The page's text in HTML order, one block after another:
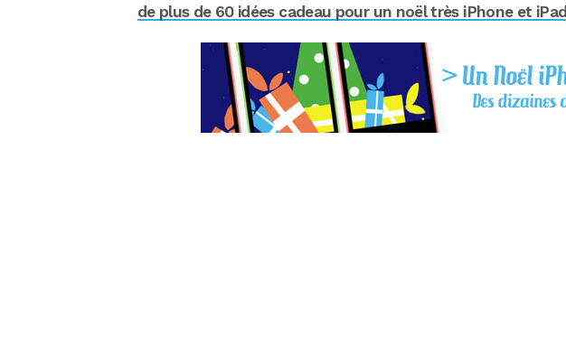
de plus de 60 idées cadeau pour un noël très iPhone et iPad